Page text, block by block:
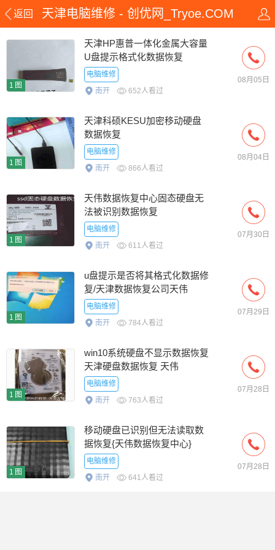
返回 天津电脑维修 - 创优网_Tryoe.COM
1图
天津HP惠普一体化金属大容量
U盘提示格式化数据恢复
电脑维修
南开
652人看过
08月05日
1图
天津科硕KESU加密移动硬盘
数据恢复
电脑维修
南开
866人看过
08月04日
1图
天伟数据恢复中心固态硬盘无
法被识别数据恢复
电脑维修
南开
611人看过
07月30日
1图
u盘提示是否将其格式化数据修
复/天津数据恢复公司天伟
电脑维修
南开
784人看过
07月29日
1图
win10系统硬盘不显示数据恢复
天津硬盘数据恢复 天伟
电脑维修
南开
763人看过
07月28日
1图
移动硬盘已识别但无法读取数
据恢复{天伟数据恢复中心}
电脑维修
南开
641人看过
07月28日